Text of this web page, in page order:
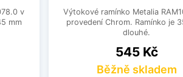
v
mm
Výtokové ramínko Metalia
provedení Chrom. Ramínko je
dlouhé.
Cena
545 Kč
Běžně skladem